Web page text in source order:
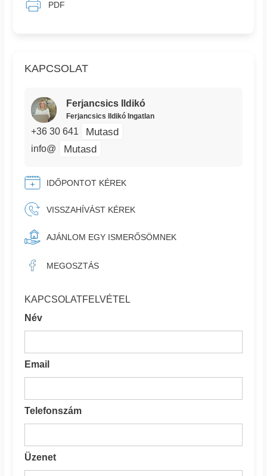
KAPCSOLAT
Ferjancsics Ildikó
Ferjancsics Ildikó Ingatlan
+36 30 641 Mutasd
info@ Mutasd
IDŐPONTOT KÉREK
VISSZAHÍVÁST KÉREK
AJÁNLOM EGY ISMERŐSÖMNEK
MEGOSZTÁS
KAPCSOLATFELVÉTEL
Név
Email
Telefonszám
Üzenet
PDF